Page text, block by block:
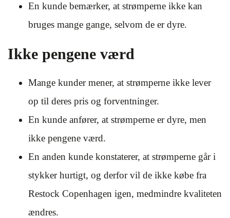
En kunde bemærker, at strømperne ikke kan
bruges mange gange, selvom de er dyre.
Ikke pengene værd
Mange kunder mener, at strømperne ikke lever
op til deres pris og forventninger.
En kunde anfører, at strømperne er dyre, men
ikke pengene værd.
En anden kunde konstaterer, at strømperne går i
stykker hurtigt, og derfor vil de ikke købe fra
Restock Copenhagen igen, medmindre kvaliteten
ændres.